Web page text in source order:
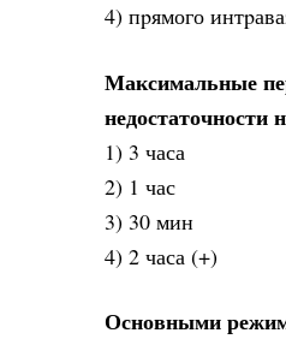
4) пpямого
Максимальные
1) 3 часа
2) 1 час
3) 30 мин
4) 2 часа (+)
Основными